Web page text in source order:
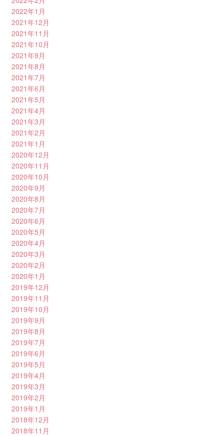
2022年1月
2021年12月
2021年11月
2021年10月
2021年9月
2021年8月
2021年7月
2021年6月
2021年5月
2021年4月
2021年3月
2021年2月
2021年1月
2020年12月
2020年11月
2020年10月
2020年9月
2020年8月
2020年7月
2020年6月
2020年5月
2020年4月
2020年3月
2020年2月
2020年1月
2019年12月
2019年11月
2019年10月
2019年9月
2019年8月
2019年7月
2019年6月
2019年5月
2019年4月
2019年3月
2019年2月
2019年1月
2018年12月
2018年11月